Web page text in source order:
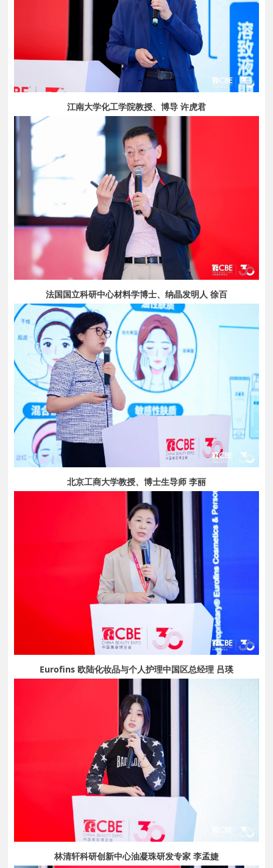
江南大学化工学院教授、博导 许虎君
法国国立科研中心材料学博士、纳晶发明人 徐百
北京工商大学教授、博士生导师 李丽
Eurofins 欧陆化妆品与个人护理中国区总经理 吕瑛
林清轩科研创新中心油凝珠研发专家 李孟婕